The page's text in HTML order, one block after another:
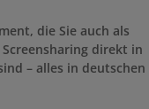
die Sie auch als
direkt in
– alles in deutschen